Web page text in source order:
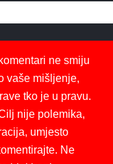
ne smiju
vaše mišljenje,
tko je u pravu.
nije polemika,
umjesto
Ne